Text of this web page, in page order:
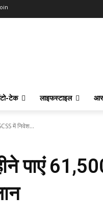
टेक लाइफस्टाइल
में निवेश...
पाएं